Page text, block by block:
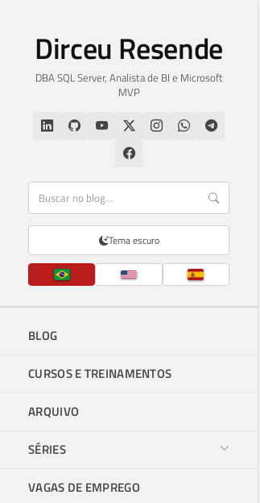
Dirceu Resende
DBA SQL Server, Analista de BI e Microsoft
MVP
Tema escuro
BLOG
CURSOS E TREINAMENTOS
ARQUIVO
SÉRIES
VAGAS DE EMPREGO